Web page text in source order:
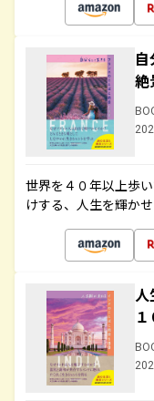
絶
世界を４０年以上歩
けする、人生を輝か
人